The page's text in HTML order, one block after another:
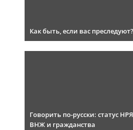
Как быть, если вас преследуют?
Говорить по-русски: статус
ВНЖ и гражданства